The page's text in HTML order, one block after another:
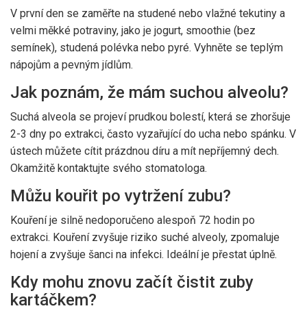
V první den se zaměřte na studené nebo vlažné tekutiny a
velmi měkké potraviny, jako je jogurt, smoothie (bez
semínek), studená polévka nebo pyré. Vyhněte se teplým
nápojům a pevným jídlům.
Jak poznám, že mám suchou alveolu?
Suchá alveola se projeví prudkou bolestí, která se zhoršuje
2-3 dny po extrakci, často vyzařující do ucha nebo spánku. V
ústech můžete cítit prázdnou díru a mít nepříjemný dech.
Okamžitě kontaktujte svého stomatologa.
Můžu kouřit po vytržení zubu?
Kouření je silně nedoporučeno alespoň 72 hodin po
extrakci. Kouření zvyšuje riziko suché alveoly, zpomaluje
hojení a zvyšuje šanci na infekci. Ideální je přestat úplně.
Kdy mohu znovu začít čistit zuby
kartáčkem?